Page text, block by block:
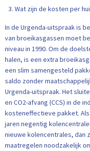
Wat zijn de kosten per
In de Urgenda-uitspraak is
van broeikasgassen moet
niveau in 1990. Om de
halen, is een extra
een slim samengesteld
saldo zonder
Urgenda-uitspraak. Het
en CO2-afvang (CCS) in de
kosteneffectieve pakket.
jaren negentig
nieuwe kolencentrales, dan
maatregelen noodzakelijk